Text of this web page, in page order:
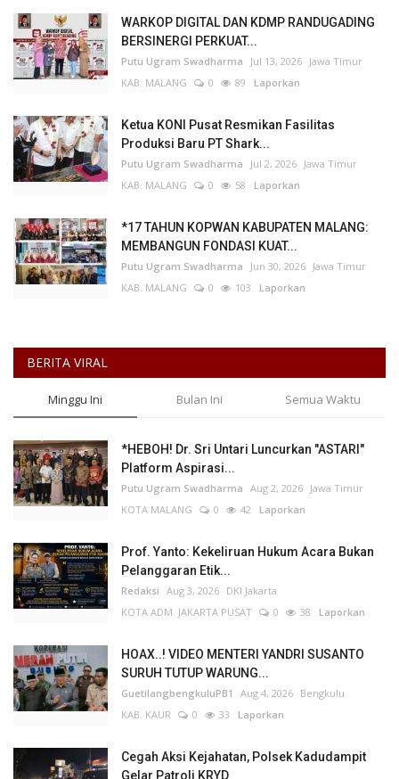
WARKOP DIGITAL DAN KDMP RANDUGADING
BERSINERGI PERKUAT...
Putu Ugram Swadharma Jul 13, 2026 Jawa Timur
KAB. MALANG
0 89 Laporkan
Ketua KONI Pusat Resmikan Fasilitas
Produksi Baru PT Shark...
Putu Ugram Swadharma Jul 2, 2026 Jawa Timur
KAB. MALANG
0 58 Laporkan
*17 TAHUN KOPWAN KABUPATEN MALANG:
MEMBANGUN FONDASI KUAT...
Putu Ugram Swadharma Jun 30, 2026 Jawa Timur
KAB. MALANG
0 103 Laporkan
BERITA VIRAL
Minggu Ini Bulan Ini Semua Waktu
*HEBOH! Dr. Sri Untari Luncurkan "ASTARI"
Platform Aspirasi...
Putu Ugram Swadharma Aug 2, 2026 Jawa Timur
KOTA MALANG
0 42 Laporkan
Prof. Yanto: Kekeliruan Hukum Acara Bukan
Pelanggaran Etik...
Redaksi Aug 3, 2026 DKI Jakarta
KOTA ADM. JAKARTA PUSAT
0 38 Laporkan
HOAX..! VIDEO MENTERI YANDRI SUSANTO
SURUH TUTUP WARUNG...
GuetilangbengkuluPB1 Aug 4, 2026 Bengkulu
KAB. KAUR
0 33 Laporkan
Cegah Aksi Kejahatan, Polsek Kadudampit
Gelar Patroli KRYD